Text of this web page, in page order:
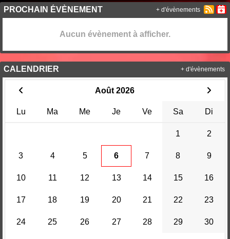
PROCHAIN ÉVÈNEMENT
Aucun évènement à afficher.
+ d'évènements
CALENDRIER
Août 2026
Lu Ma Me Je Ve Sa Di
1 2
3 4 5 6 7 8 9
10 11 12 13 14 15 16
17 18 19 20 21 22 23
24 25 26 27 28 29 30
+ d'évènements